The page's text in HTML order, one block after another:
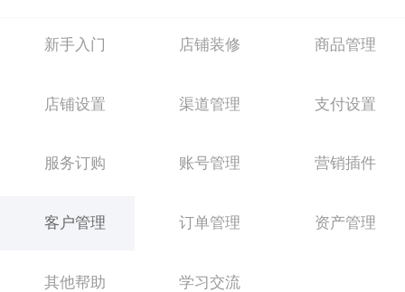
新手入门 店铺装修 商品管理
店铺设置 渠道管理 支付设置
服务订购 账号管理 营销插件
客户管理 订单管理 资产管理
其他帮助 学习交流